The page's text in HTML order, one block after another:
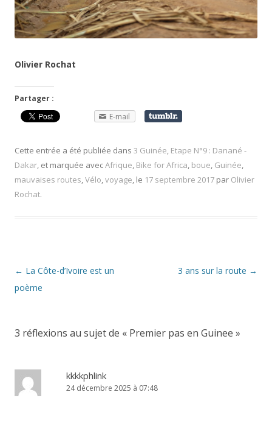
Olivier Rochat
Partager :
E-mail
Cette entrée a été publiée dans 3 Guinée, Etape N°9 : Danané -
Dakar, et marquée avecAfrique, Bike for Africa, boue, Guinée,
mauvaises routes,Vélo,voyage, le 17 septembre 2017 par Olivier
Rochat.
Navigation
des
← La Côte-d’Ivoire est un
poème
3 ans sur la route →
3 réflexions au sujet de « Premier pas en Guinee »
kkkkphlink
24 décembre 2025 à 07:48